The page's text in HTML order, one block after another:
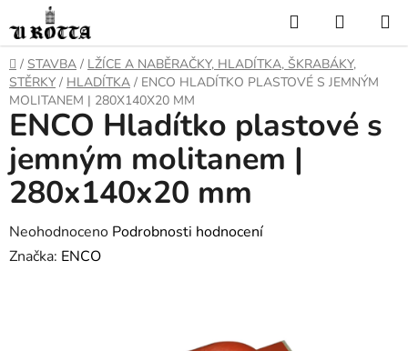
na
obsah
Hledat
KOŠÍK
DOMŮ
/ STAVBA / LŽÍCE A NABĚRAČKY, HLADÍTKA, ŠKRABÁKY,
STĚRKY / HLADÍTKA / ENCO HLADÍTKO PLASTOVÉ S JEMNÝM
MOLITANEM | 280X140X20 MM
ENCO Hladítko plastové s
jemným molitanem |
280x140x20 mm
Průměrné
hodnocení
Neohodnoceno Podrobnosti hodnocení
Značka: ENCO